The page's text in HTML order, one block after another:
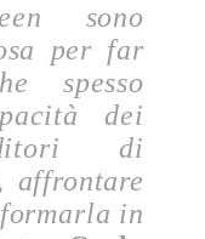
sono
per far
spesso
dei
di
affrontare
in